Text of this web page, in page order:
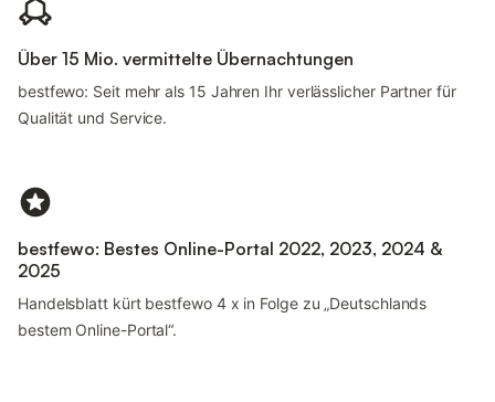
Über 15 Mio. vermittelte Übernachtungen
bestfewo: Seit mehr als 15 Jahren Ihr verlässlicher Partner für
Qualität und Service.
bestfewo: Bestes Online-Portal 2022, 2023, 2024 &
2025
Handelsblatt kürt bestfewo 4 x in Folge zu „Deutschlands
bestem Online-Portal“.